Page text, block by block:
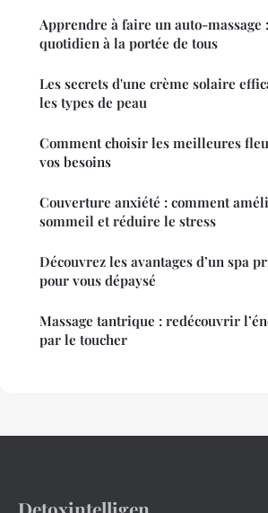
Apprendre à faire un auto-massage
quotidien à la portée de tous
Les secrets d'une crème solaire
les types de peau
Comment choisir les meilleures
vos besoins
Couverture anxiété : comment
sommeil et réduire le stress
Découvrez les avantages d’un spa
pour vous dépaysé
Massage tantrique : redécouvrir
par le toucher